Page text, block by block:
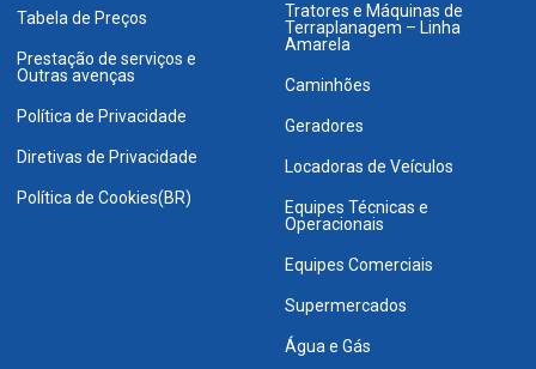
Tabela de Preços
Prestação de serviços e
Outras avenças
Política de Privacidade
Diretivas de Privacidade
Política de Cookies(BR)
Tratores e Máquinas de
Terraplanagem – Linha
Amarela
Caminhões
Geradores
Locadoras de Veículos
Equipes Técnicas e
Operacionais
Equipes Comerciais
Supermercados
Água e Gás